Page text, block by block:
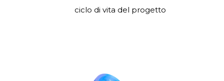
ciclo di vita del progetto